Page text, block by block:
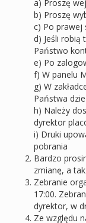
a) Proszę
b) Proszę
c) Po prawej
d) Jeśli robią
Państwo
e) Po
f) W panelu
g) W
Państwa
h) Należy
dyrektor
i) Druki
pobrania
Bardzo
zmianę, a
Zebranie
17:00.
dyrektor, w
Ze względu